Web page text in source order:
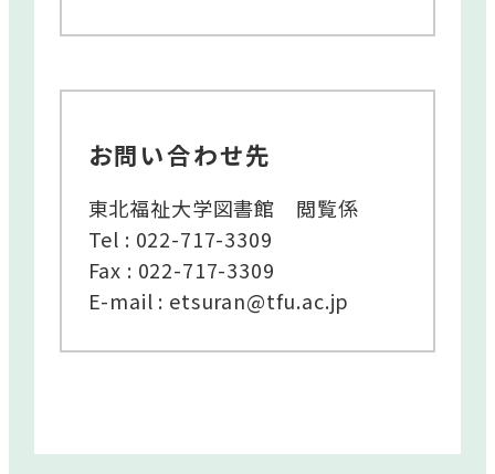
お問い合わせ先
東北福祉大学図書館 閲覧係
Tel : 022-717-3309
Fax : 022-717-3309
E-mail : etsuran@tfu.ac.jp